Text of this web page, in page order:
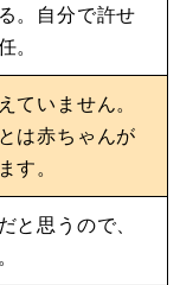
。自分で許せ
。
ていません。
は赤ちゃんが
す。
と思うので、